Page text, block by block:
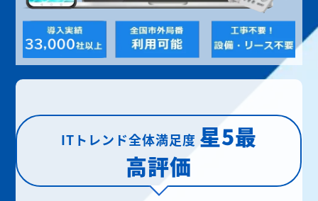
ITトレンド全体満足度 星5最
高評価